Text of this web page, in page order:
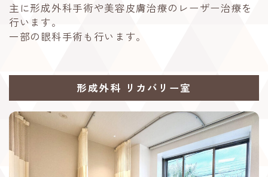
主に形成外科手術や美容皮膚治療のレーザー治療を
行います。
一部の眼科手術も行います。
形成外科 リカバリー室